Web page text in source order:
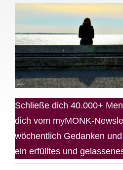
Schließe dich 40.000+
dich vom myMONK-
wöchentlich Gedanken
ein erfülltes und